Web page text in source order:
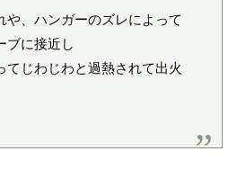
や、ハンガーのズレによって
ブに接近し
てじわじわと過熱されて出火